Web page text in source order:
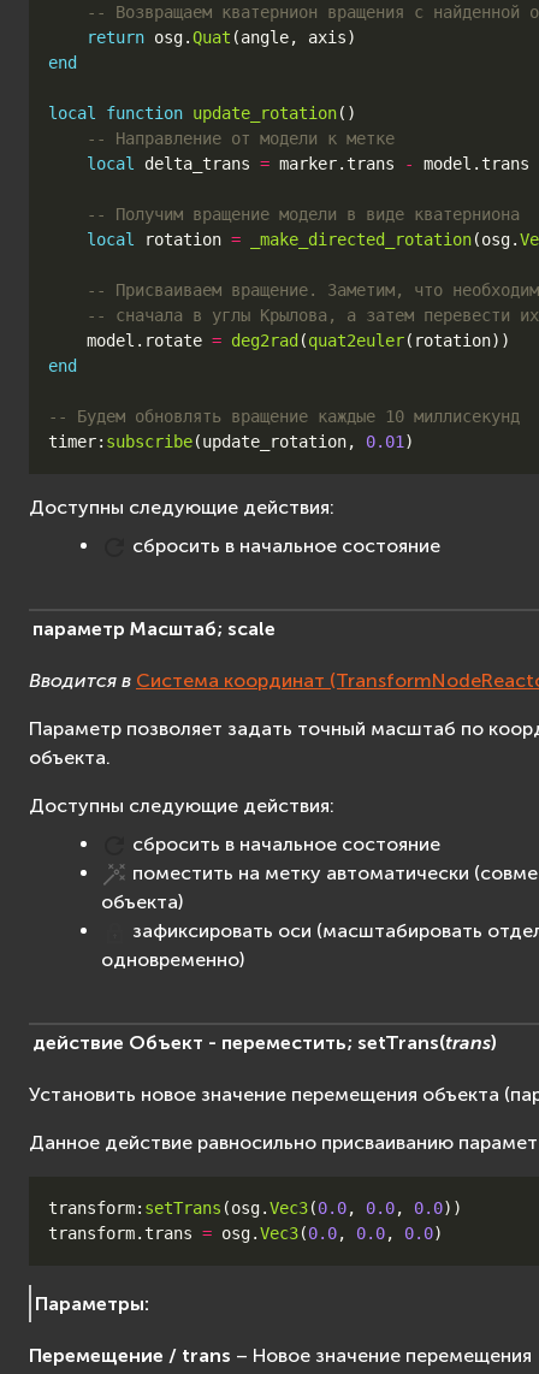
-- Возвращаем кватернион вращения с найденной
return osg.Quat (angle, axis)
end
local function update_rotation()
-- Направление от модели к метке
local
delta_trans = marker. trans - model . trans
-- Получим вращение модели в виде кватерниона
local
rotation = _make_directed_rotation(osg.
-- Присваиваем вращение. Заметим, что
-- сначала в углы Крылова, а затем перевести
model . rotate = deg2rad(quat2euler( rotation))
end
-- Будем обновлять вращение каждые 10 миллисекунд
timer: subscribe(update_rotation, 0.01 )
Доступны следующие действия:
сбросить в начальное состояние
параметр Масштаб; scale
Вводится в Система координат
Параметр позволяет задать точный масштаб по
объекта.
Доступны следующие действия:
сбросить в начальное состояние
поместить на метку автоматически
объекта)
зафиксировать оси (масштабировать
одновременно)
действие Объект - переместить; setTrans(trans)
Установить новое значение перемещения объекта
Данное действие равносильно присваиванию
transform: setTrans (osg.Vec3(0.0, 0.0, 0.0))
transform. trans = osg.Vec3(0.0, 0.0, 0.0)
Параметры:
Перемещение / trans – Новое значение перемещения